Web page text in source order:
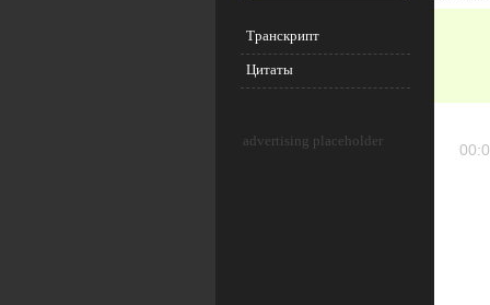
Транскрипт
Цитаты
advertising placeholder